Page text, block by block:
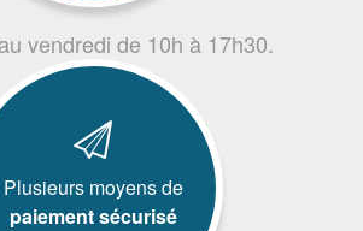
vendredi de 10h à 17h30.
Plusieurs moyens de
paiement sécurisé